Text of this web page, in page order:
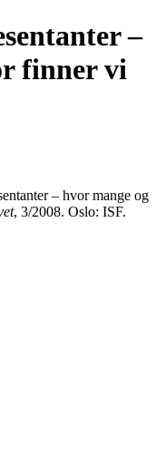
–
finner vi
– hvor mange og
, 3/2008. Oslo: ISF.